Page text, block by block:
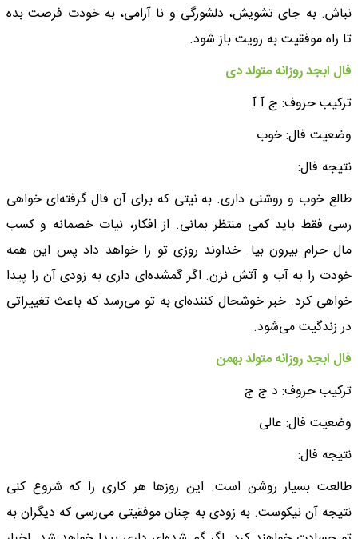
نباش. به جای تشویش، دلشورگی و نا آرامی، به خودت فرصت بده
تا راه موفقیت به رویت باز شود.
فال ابجد روزانه متولد دی
ترکیب حروف: ج آ ‌آ
وضعیت فال: خوب
نتیجه فال:
طالع خوب و روشنی داری. به نیتی که برای آن فال گرفته‌ای خواهی
رسی فقط باید کمی منتظر بمانی. از افکار، نیات خصمانه و کسب
مال حرام بیرون بیا. خداوند روزی تو را خواهد داد پس این همه
خودت را به آب و آتش نزن. اگر گمشده‌ای داری به زودی آن را پیدا
خواهی کرد. خبر خوشحال کننده‌ای به تو می‌رسد که باعث تغییراتی
در زندگیت می‌شود.
فال ابجد روزانه متولد بهمن
ترکیب حروف: د ج ج
وضعیت فال: عالی
نتیجه فال:
طالعت بسیار روشن است. این روزها هر کاری را که شروع کنی
نتیجه آن نیکوست. به زودی به چنان موفقیتی می‌رسی که دیگران به